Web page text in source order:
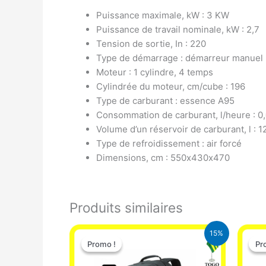
Puissance maximale, kW : 3 KW
Puissance de travail nominale, kW : 2,7
Tension de sortie, In : 220
Type de démarrage : démarreur manuel
Moteur : 1 cylindre, 4 temps
Cylindrée du moteur, cm/cube : 196
Type de carburant : essence A95
Consommation de carburant, l/heure :
Volume d’un réservoir de carburant, l :
Type de refroidissement : air forcé
Dimensions, cm : 550х430х470
Produits similaires
15%
Promo !
Promo !
Le
initial
Le
est :